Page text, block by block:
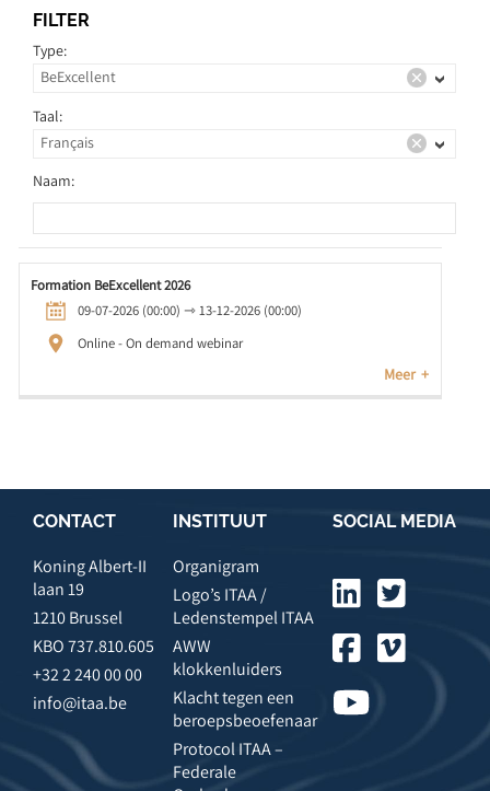
FILTER
Type:
Taal:
Naam:
Formation BeExcellent 2026
09-07-2026 (00:00) ⇾ 13-12-2026 (00:00)
Online - On demand webinar
Meer
CONTACT
Koning Albert-II
laan 19
1210 Brussel
KBO 737.810.605
+32 2 240 00 00
info@itaa.be
INSTITUUT
Organigram
Logo’s ITAA /
Ledenstempel ITAA
AWW
klokkenluiders
Klacht tegen een
beroepsbeoefenaar
Protocol ITAA –
Federale
SOCIAL MEDIA